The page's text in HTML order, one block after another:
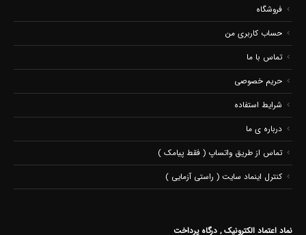
فروشگاه
حساب کاربری من
تماس با ما
حریم خصوصی
شرایط استفاده
درباره ی ما
تماس از طریق واتساپ ( فقط پیامک )
کنترل اینماد سایت ( راستی آزمایی )
نماد اعتماد الکترونیک , درگاه پرداخت